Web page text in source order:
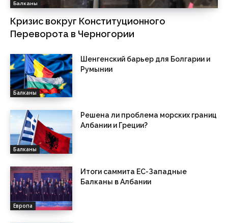
Балканы
Кризис вокруг Конституционного
Переворота в Черногории
Балканы
Шенгенский барьер для Болгарии и
Румынии
Балканы
Решена ли проблема морских границ
Албании и Греции?
Европа
Итоги саммита ЕС-Западные
Балканы в Албании